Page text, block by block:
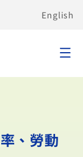
English
、勞動